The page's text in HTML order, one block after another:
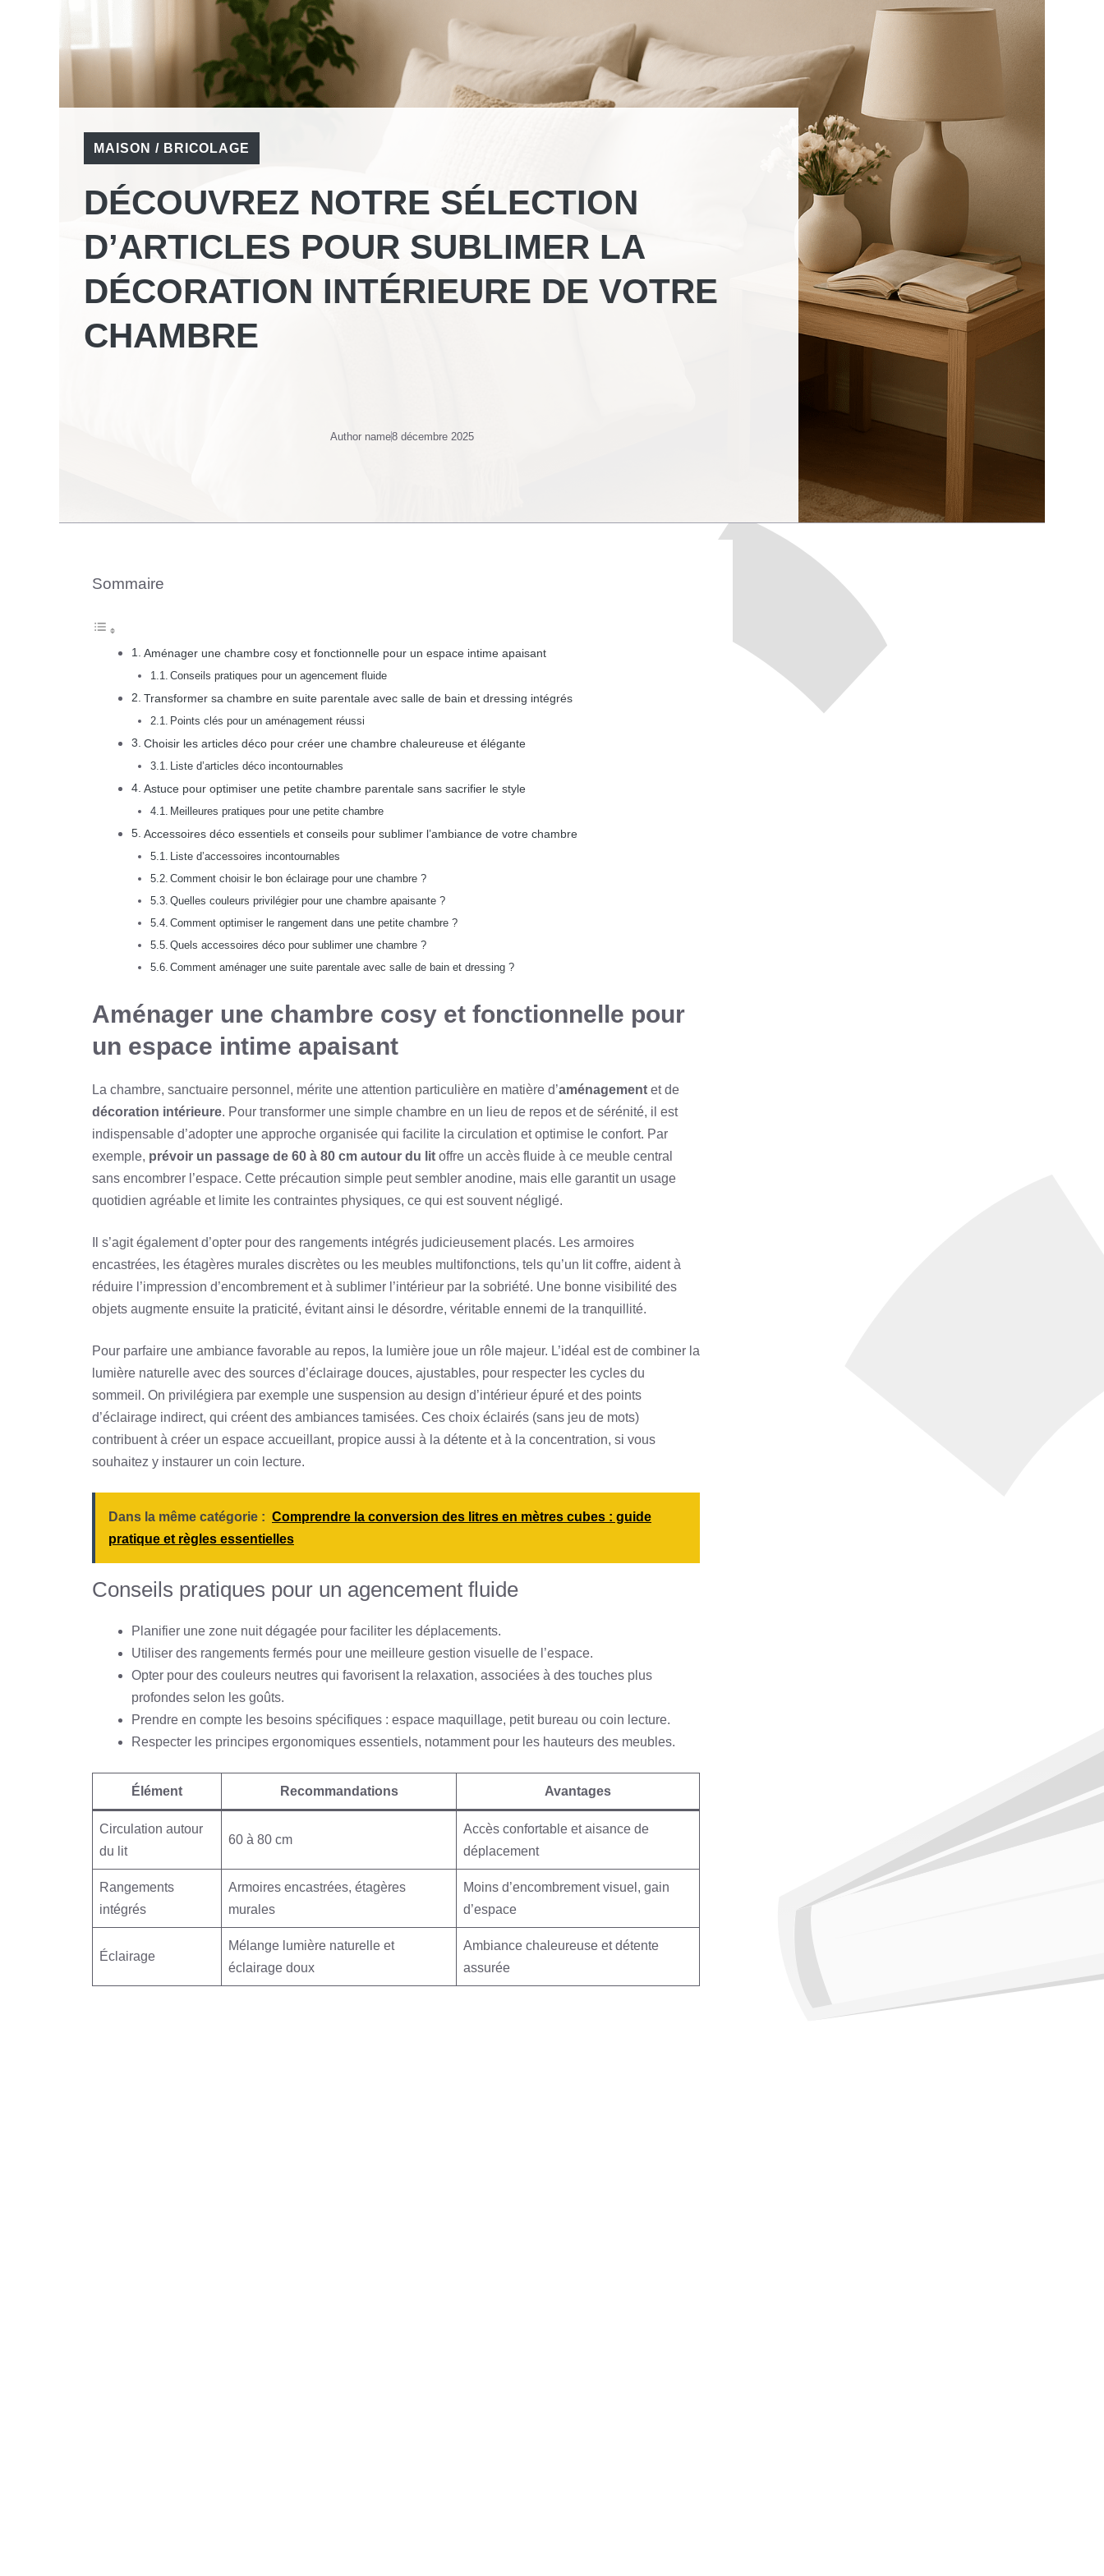
MAISON / BRICOLAGE
DÉCOUVREZ NOTRE SÉLECTION
D’ARTICLES POUR SUBLIMER LA
DÉCORATION INTÉRIEURE DE VOTRE
CHAMBRE
Author name8 décembre 2025
Sommaire
Aménager une chambre cosy et fonctionnelle pour un espace intime apaisant
Conseils pratiques pour un agencement fluide
Transformer sa chambre en suite parentale avec salle de bain et dressing intégrés
Points clés pour un aménagement réussi
Choisir les articles déco pour créer une chambre chaleureuse et élégante
Liste d’articles déco incontournables
Astuce pour optimiser une petite chambre parentale sans sacrifier le style
Meilleures pratiques pour une petite chambre
Accessoires déco essentiels et conseils pour sublimer l’ambiance de votre chambre
Liste d’accessoires incontournables
Comment choisir le bon éclairage pour une chambre ?
Quelles couleurs privilégier pour une chambre apaisante ?
Comment optimiser le rangement dans une petite chambre ?
Quels accessoires déco pour sublimer une chambre ?
Comment aménager une suite parentale avec salle de bain et dressing ?
Aménager une chambre cosy et fonctionnelle pour
un espace intime apaisant
La chambre, sanctuaire personnel, mérite une attention particulière en matière d’aménagement et de
décoration intérieure. Pour transformer une simple chambre en un lieu de repos et de sérénité, il est
indispensable d’adopter une approche organisée qui facilite la circulation et optimise le confort. Par
exemple, prévoir un passage de 60 à 80 cm autour du lit offre un accès fluide à ce meuble central
sans encombrer l’espace. Cette précaution simple peut sembler anodine, mais elle garantit un usage
quotidien agréable et limite les contraintes physiques, ce qui est souvent négligé.
Il s’agit également d’opter pour des rangements intégrés judicieusement placés. Les armoires
encastrées, les étagères murales discrètes ou les meubles multifonctions, tels qu’un lit coffre, aident à
réduire l’impression d’encombrement et à sublimer l’intérieur par la sobriété. Une bonne visibilité des
objets augmente ensuite la praticité, évitant ainsi le désordre, véritable ennemi de la tranquillité.
Pour parfaire une ambiance favorable au repos, la lumière joue un rôle majeur. L’idéal est de combiner la
lumière naturelle avec des sources d’éclairage douces, ajustables, pour respecter les cycles du
sommeil. On privilégiera par exemple une suspension au design d’intérieur épuré et des points
d’éclairage indirect, qui créent des ambiances tamisées. Ces choix éclairés (sans jeu de mots)
contribuent à créer un espace accueillant, propice aussi à la détente et à la concentration, si vous
souhaitez y instaurer un coin lecture.
Dans la même catégorie : Comprendre la conversion des litres en mètres cubes : guide
pratique et règles essentielles
Conseils pratiques pour un agencement fluide
Planifier une zone nuit dégagée pour faciliter les déplacements.
Utiliser des rangements fermés pour une meilleure gestion visuelle de l’espace.
Opter pour des couleurs neutres qui favorisent la relaxation, associées à des touches plus
profondes selon les goûts.
Prendre en compte les besoins spécifiques : espace maquillage, petit bureau ou coin lecture.
Respecter les principes ergonomiques essentiels, notamment pour les hauteurs des meubles.
Élément Recommandations Avantages
Circulation autour
du lit
60 à 80 cm
Accès confortable et aisance de
déplacement
Rangements
intégrés
Armoires encastrées, étagères
murales
Moins d’encombrement visuel, gain
d’espace
Éclairage
Mélange lumière naturelle et
éclairage doux
Ambiance chaleureuse et détente
assurée